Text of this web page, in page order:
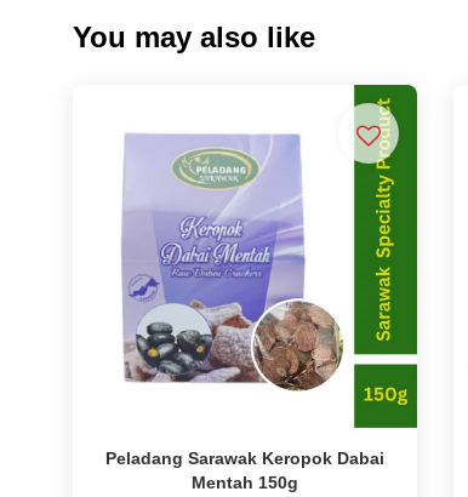
You may also like
Peladang Sarawak Keropok Dabai
Mentah 150g